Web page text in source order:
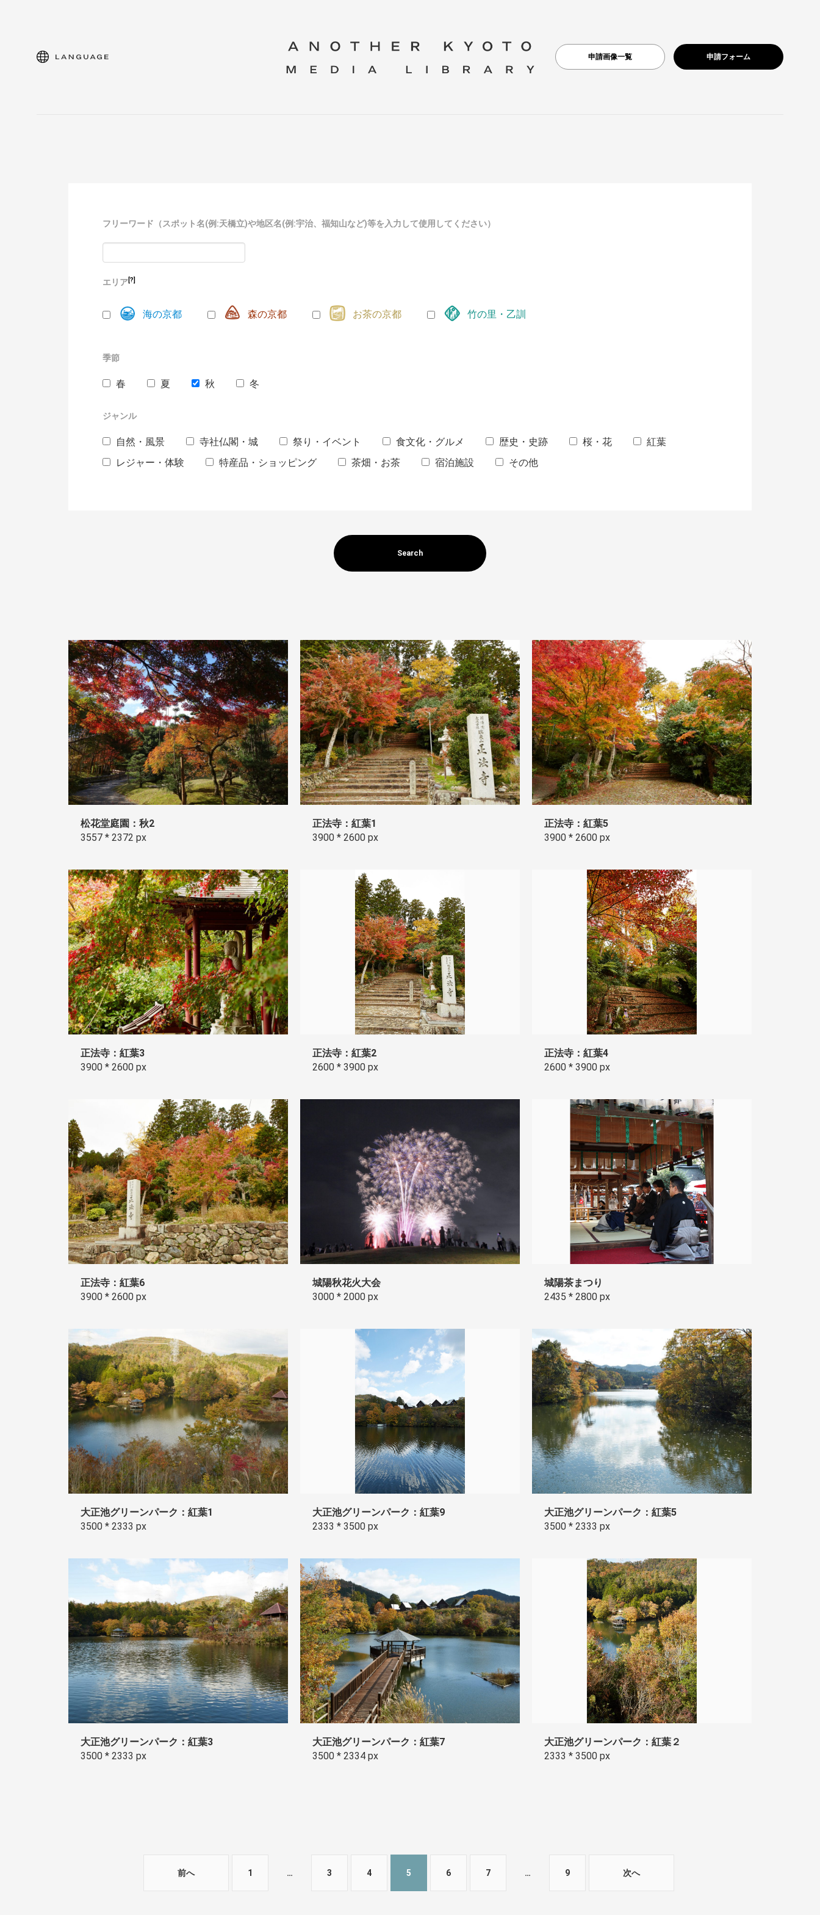
申請画像一覧 申請フォーム
フリーワード （スポット名(例:天橋立)や地区名(例:宇治、福知山など)等を入力して使用してください）
エリア[?]
海の京都 森の京都 お茶の京都 竹の里・乙訓
季節
春 夏 秋 冬
ジャンル
自然・風景 寺社仏閣・城 祭り・イベント 食文化・グルメ 歴史・史跡 桜・花
紅葉
レジャー・体験
特産品・ショッピング 茶畑・お茶 宿泊施設 その他
松花堂庭園：秋2
3557 * 2372 px
正法寺：紅葉1
3900 * 2600 px
正法寺：紅葉5
3900 * 2600 px
正法寺：紅葉3
3900 * 2600 px
正法寺：紅葉2
2600 * 3900 px
正法寺：紅葉4
2600 * 3900 px
正法寺：紅葉6
3900 * 2600 px
城陽秋花火大会
3000 * 2000 px
城陽茶まつり
2435 * 2800 px
大正池グリーンパーク：紅葉1
3500 * 2333 px
大正池グリーンパーク：紅葉9
2333 * 3500 px
大正池グリーンパーク：紅葉5
3500 * 2333 px
大正池グリーンパーク：紅葉3
3500 * 2333 px
大正池グリーンパーク：紅葉7
3500 * 2334 px
大正池グリーンパーク：紅葉２
2333 * 3500 px
前へ 1 … 3 4 5 6 7 … 9 次へ